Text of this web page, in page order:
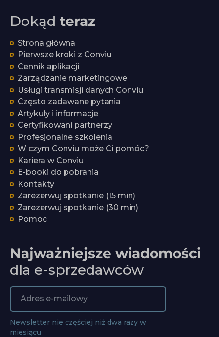
Dokąd teraz
Strona główna
Pierwsze kroki z Conviu
Cennik aplikacji
Zarządzanie marketingowe
Usługi transmisji danych Conviu
Często zadawane pytania
Artykuły i informacje
Certyfikowani partnerzy
Profesjonalne szkolenia
W czym Conviu może Ci pomóc?
Kariera w Conviu
E-booki do pobrania
Kontakty
Zarezerwuj spotkanie (15 min)
Zarezerwuj spotkanie (30 min)
Pomoc
Najważniejsze wiadomości
dla e-sprzedawców
Newsletter nie częściej niż dwa razy w
miesiącu